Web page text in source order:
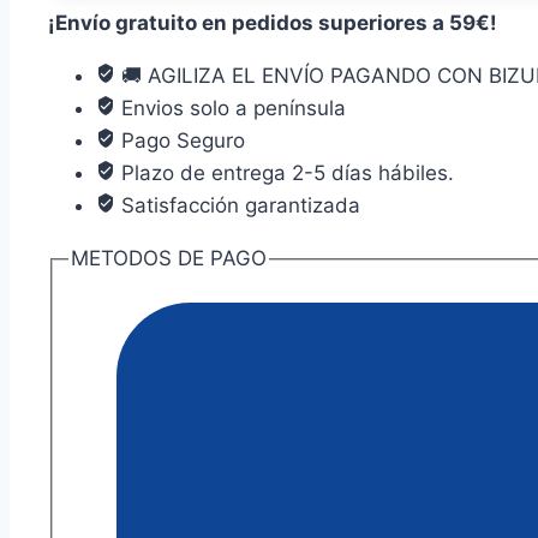
Latón
C88
Mm
CADENA88
cantidad
¡Envío gratuito en pedidos superiores a 59€!
🚚 AGILIZA EL ENVÍO PAGANDO CON
Envios solo a península
Pago Seguro
Plazo de entrega 2-5 días hábiles.
Satisfacción garantizada
METODOS DE PAGO